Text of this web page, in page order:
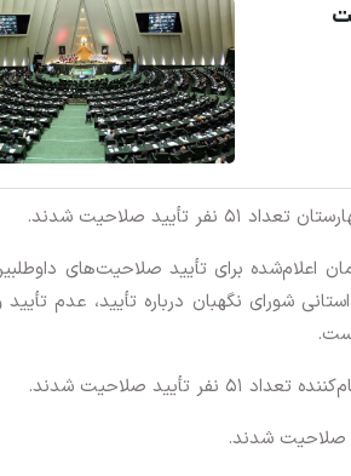
جاری و پس از پایان زمان اعلام‌شده برای تأیید صلاحیت‌های
شورای نگهبان درباره تأیید، عدم